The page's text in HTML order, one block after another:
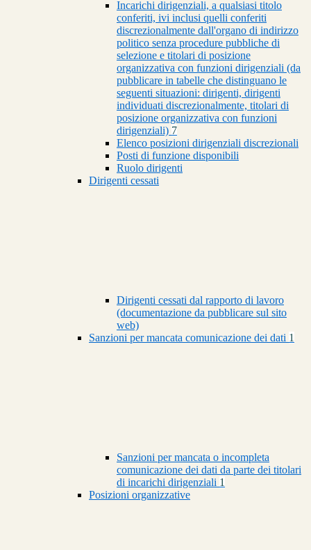
Incarichi dirigenziali, a qualsiasi titolo
conferiti, ivi inclusi quelli conferiti
discrezionalmente dall'organo di indirizzo
politico senza procedure pubbliche di
selezione e titolari di posizione
organizzativa con funzioni dirigenziali (da
pubblicare in tabelle che distinguano le
seguenti situazioni: dirigenti, dirigenti
individuati discrezionalmente, titolari di
posizione organizzativa con funzioni
dirigenziali) 7
Elenco posizioni dirigenziali discrezionali
Posti di funzione disponibili
Ruolo dirigenti
Dirigenti cessati
Dirigenti cessati dal rapporto di lavoro
(documentazione da pubblicare sul sito
web)
Sanzioni per mancata comunicazione dei dati 1
Sanzioni per mancata o incompleta
comunicazione dei dati da parte dei titolari
di incarichi dirigenziali 1
Posizioni organizzative